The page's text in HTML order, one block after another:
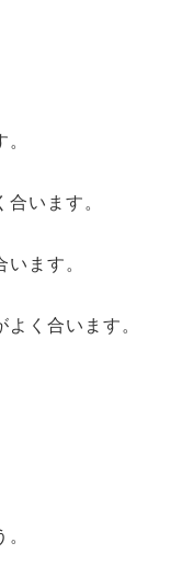
います。
ます。
く合います。